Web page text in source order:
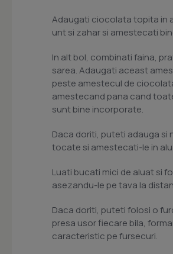
Adaugati ciocolata topita in
unt si zahar si amestecati
In alt bol, combinati faina,
sarea. Adaugati aceast
peste amestecul de
amestecand pana cand
sunt bine incorporate.
Daca doriti, puteti adauga si
tocate si amestecati-le in
Luati bucati mici de aluat si
asezandu-le pe tava la
Daca doriti, puteti folosi o
presa usor fiecare bila,
caracteristic pe fursecuri.